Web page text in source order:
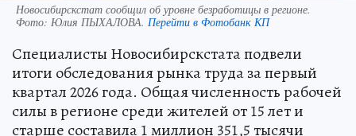
Новосибирскстат сообщил об уровне безработицы в регионе.
Фото: Юлия ПЫХАЛОВА. Перейти в Фотобанк КП
Специалисты Новосибирскстата подвели
итоги обследования рынка труда за первый
квартал 2026 года. Общая численность рабочей
силы в регионе среди жителей от 15 лет и
старше составила 1 миллион 351,5 тысячи